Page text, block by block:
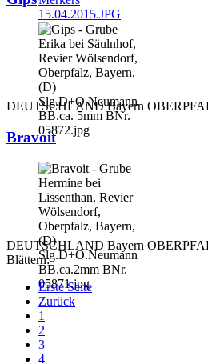
DEUTSCHLAND Bayern
Bravoit
DEUTSCHLAND Bayern
Blättern:
Erste Seite
Zurück
1
2
3
4